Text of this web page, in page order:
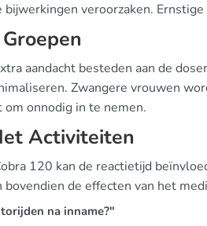
veroorzaken.
aandacht besteden aan de
Zwangere vrouwen
onnodig in te nemen.
Activiteiten
120 kan de reactietijd
de effecten van het
na inname?"